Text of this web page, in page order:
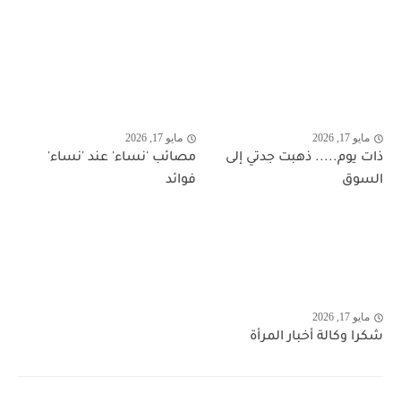
مايو 17, 2026
ذات يوم..... ذهبت جدتي إلى
السوق
مايو 17, 2026
مصائب 'نساء' عند 'نساء'
فوائد
مايو 17, 2026
شكرا وكالة أخبار المرأة